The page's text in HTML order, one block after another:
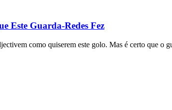
Este Guarda-Redes Fez
como quiserem este golo. Mas é certo que o